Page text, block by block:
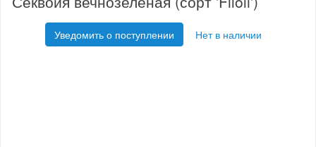
Уведомить о поступлении Нет в наличии